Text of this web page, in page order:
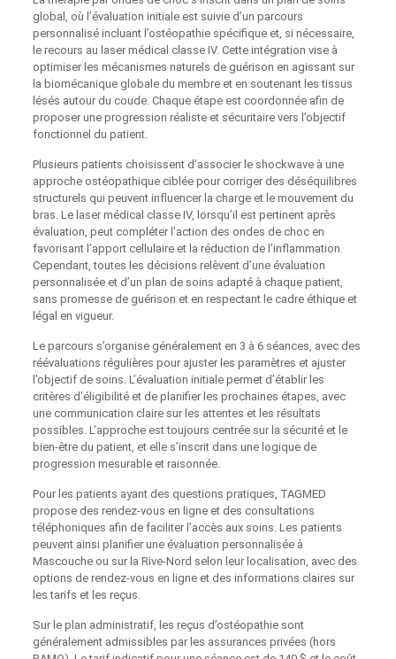
global, où l’évaluation initiale est suivie d’un parcours
personnalisé incluant l’ostéopathie spécifique et, si nécessaire,
le recours au laser médical classe IV. Cette intégration vise à
optimiser les mécanismes naturels de guérison en agissant sur
la biomécanique globale du membre et en soutenant les tissus
lésés autour du coude. Chaque étape est coordonnée afin de
proposer une progression réaliste et sécuritaire vers l’objectif
fonctionnel du patient.
Plusieurs patients choisissent d’associer le shockwave à une
approche ostéopathique ciblée pour corriger des déséquilibres
structurels qui peuvent influencer la charge et le mouvement du
bras. Le laser médical classe IV, lorsqu’il est pertinent après
évaluation, peut compléter l’action des ondes de choc en
favorisant l’apport cellulaire et la réduction de l’inflammation.
Cependant, toutes les décisions relèvent d’une évaluation
personnalisée et d’un plan de soins adapté à chaque patient,
sans promesse de guérison et en respectant le cadre éthique et
légal en vigueur.
Le parcours s’organise généralement en 3 à 6 séances, avec des
réévaluations régulières pour ajuster les paramètres et ajuster
l’objectif de soins. L’évaluation initiale permet d’établir les
critères d’éligibilité et de planifier les prochaines étapes, avec
une communication claire sur les attentes et les résultats
possibles. L’approche est toujours centrée sur la sécurité et le
bien-être du patient, et elle s’inscrit dans une logique de
progression mesurable et raisonnée.
Pour les patients ayant des questions pratiques, TAGMED
propose des rendez-vous en ligne et des consultations
téléphoniques afin de faciliter l’accès aux soins. Les patients
peuvent ainsi planifier une évaluation personnalisée à
Mascouche ou sur la Rive-Nord selon leur localisation, avec des
options de rendez-vous en ligne et des informations claires sur
les tarifs et les reçus.
Sur le plan administratif, les reçus d’ostéopathie sont
généralement admissibles par les assurances privées (hors